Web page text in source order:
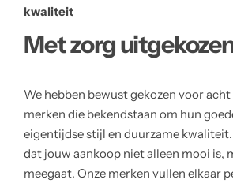
kwaliteit
Met zorg
We hebben bewust gekozen voor
merken die bekendstaan om hun
eigentijdse stijl en duurzame kwaliteit.
dat jouw aankoop niet alleen mooi is,
meegaat. Onze merken vullen elkaar